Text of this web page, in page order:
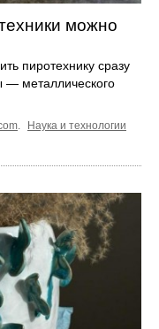
можно
пиротехнику сразу
— металлического
.
Наука и технологии